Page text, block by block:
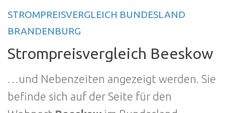
STROMPREISVERGLEICH BUNDESLAND
BRANDENBURG
Strompreisvergleich Beeskow
…und Nebenzeiten angezeigt werden. Sie
befinde sich auf der Seite für den